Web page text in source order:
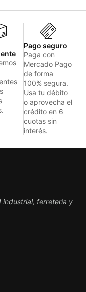
Pago seguro
Paga con
Mercado Pago
de forma
100% segura.
Usa tu débito
o aprovecha el
crédito en 6
cuotas sin
interés.
industrial, ferretería y